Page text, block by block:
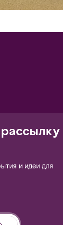
и идеи для